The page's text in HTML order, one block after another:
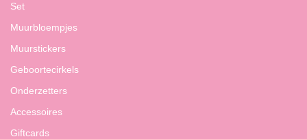
Set
Muurbloempjes
Muurstickers
Geboortecirkels
Onderzetters
Accessoires
Giftcards